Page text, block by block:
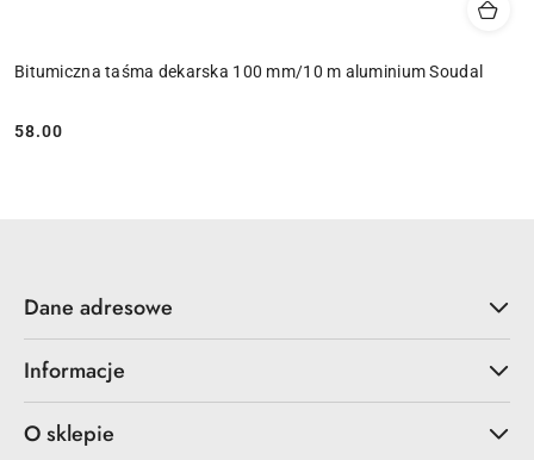
Bitumiczna taśma dekarska 100 mm/10 m aluminium Soudal
Cena:
58.00
Dane adresowe
Informacje
O sklepie